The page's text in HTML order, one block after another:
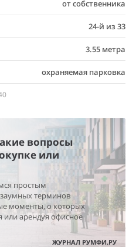
от собственника
24-й из 33
3.55 метра
охраняемая парковка
вопросы
или
простым
терминов
моменты, о которых
или арендуя офисное
ЖУРНАЛ РУМФИ.РУ